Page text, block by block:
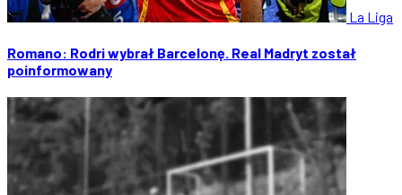
La Liga
Romano: Rodri wybrał Barcelonę. Real Madryt został
poinformowany